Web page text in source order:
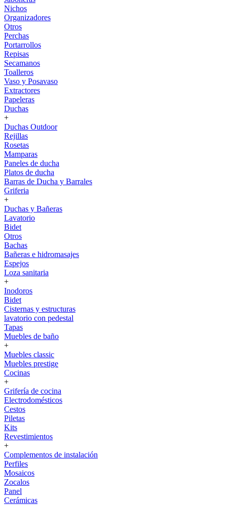
Nichos
Organizadores
Otros
Perchas
Portarrollos
Repisas
Secamanos
Toalleros
Vaso y Posavaso
Extractores
Papeleras
Duchas
+
Duchas Outdoor
Rejillas
Rosetas
Mamparas
Paneles de ducha
Platos de ducha
Barras de Ducha y Barrales
Griferia
+
Duchas y Bañeras
Lavatorio
Bidet
Otros
Bachas
Bañeras e hidromasajes
Espejos
Loza sanitaria
+
Inodoros
Bidet
Cisternas y estructuras
lavatorio con pedestal
Tapas
Muebles de baño
+
Muebles classic
Muebles prestige
Cocinas
+
Grifería de cocina
Electrodomésticos
Cestos
Piletas
Kits
Revestimientos
+
Complementos de instalación
Perfiles
Mosaicos
Zocalos
Panel
Cerámicas